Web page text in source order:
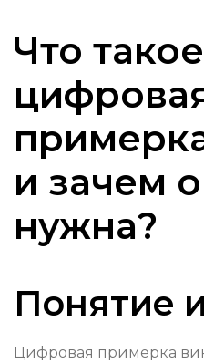
Что такое
и зачем
нужна?
Понятие
Цифровая примерка